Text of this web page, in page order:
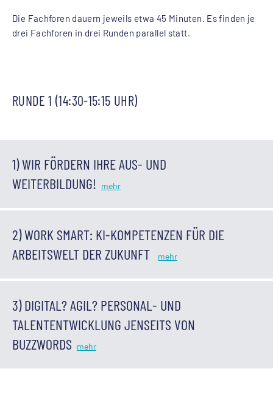
Die Fachforen dauern jeweils etwa 45 Minuten. Es finden je
drei Fachforen in drei Runden parallel statt.
RUNDE 1 (14:30-15:15 UHR)
1) WIR FÖRDERN IHRE AUS- UND
WEITERBILDUNG!
2) WORK SMART: KI-KOMPETENZEN FÜR DIE
ARBEITSWELT DER ZUKUNFT
3) DIGITAL? AGIL? PERSONAL- UND
TALENTENTWICKLUNG JENSEITS VON
BUZZWORDS